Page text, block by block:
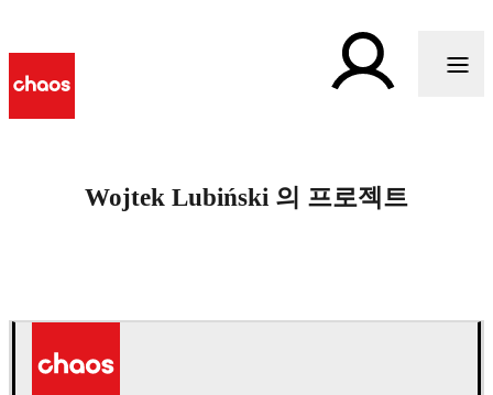
Wojtek Lubiński 의 프로젝트